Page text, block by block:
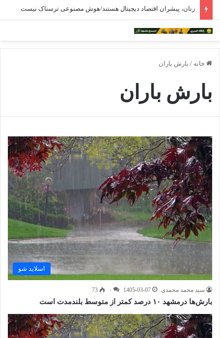
خدمات‌رسانی به ۱۸۵۰ سالمند در مراکز شبانه‌روزی خراسان رضوی
خانه / بارش باران
بارش باران
اسلاید شو
سید محمد محمدی 1405-03-07 ۰ 73
بارش‌ها درمشهد ۱۰ درصد کمتر از متوسط بلندمدت است